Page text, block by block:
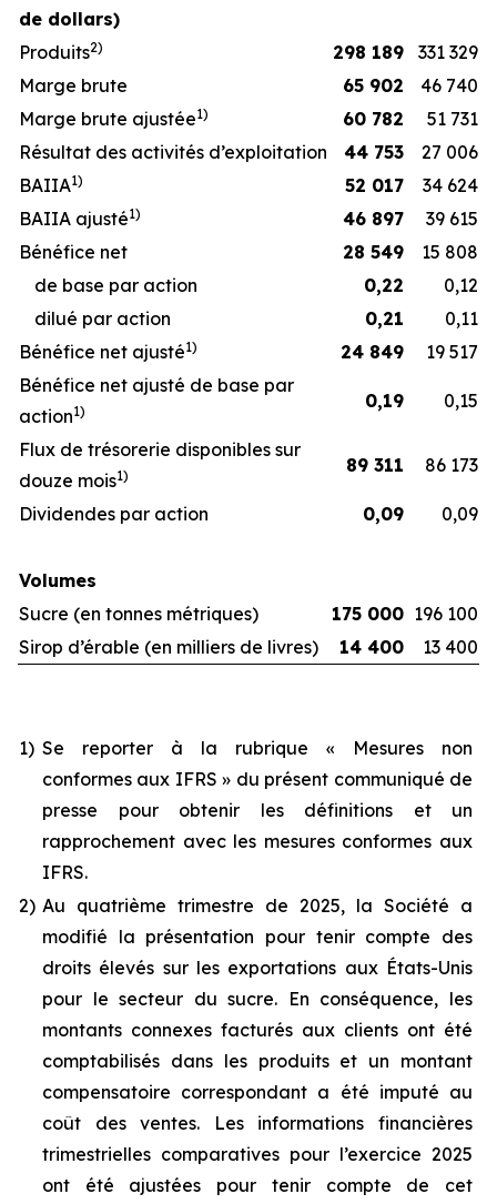
de dollars)
Produits2) 298 189
331 329
Marge brute
65 902
46 740
Marge brute ajustée1) 60 782
51 731
Résultat des activités d’exploitation
44 753
27 006
BAIIA1) 52 017
34 624
BAIIA ajusté1) 46 897
39 615
Bénéfice net
28 549
15 808
de base par action
0,22
0,12
dilué par action
0,21
0,11
Bénéfice net ajusté1) 24 849
19 517
Bénéfice net ajusté de base par
action1) 0,19 0,15
Flux de trésorerie disponibles sur
douze mois1) 89 311 86 173
Dividendes par action 0,09 0,09
Volumes
Sucre (en tonnes métriques)
175 000 196 100
Sirop d’érable (en milliers de livres)
14 400 13 400
1) Se reporter à la rubrique « Mesures non
conformes aux IFRS » du présent communiqué de
presse pour obtenir les définitions et un
rapprochement avec les mesures conformes aux
IFRS.
2) Au quatrième trimestre de 2025, la Société a
modifié la présentation pour tenir compte des
droits élevés sur les exportations aux États-Unis
pour le secteur du sucre. En conséquence, les
montants connexes facturés aux clients ont été
comptabilisés dans les produits et un montant
compensatoire correspondant a été imputé au
coût des ventes. Les informations financières
trimestrielles comparatives pour l’exercice 2025
ont été ajustées pour tenir compte de cet